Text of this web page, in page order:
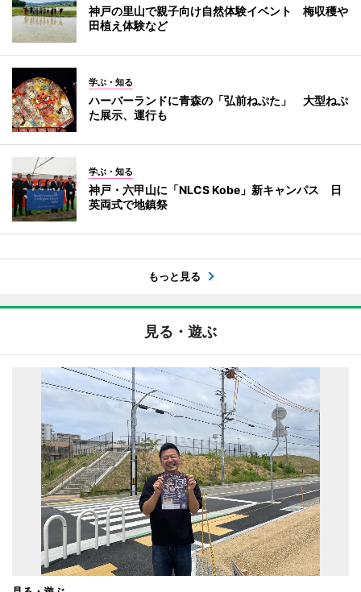
神戸の里山で親子向け自然体験イベント 梅収穫や
田植え体験など
学ぶ・知る
ハーバーランドに青森の「弘前ねぷた」 大型ねぷ
た展示、運行も
学ぶ・知る
神戸・六甲山に「NLCS Kobe」新キャンパス 日
英両式で地鎮祭
もっと見る
見る・遊ぶ